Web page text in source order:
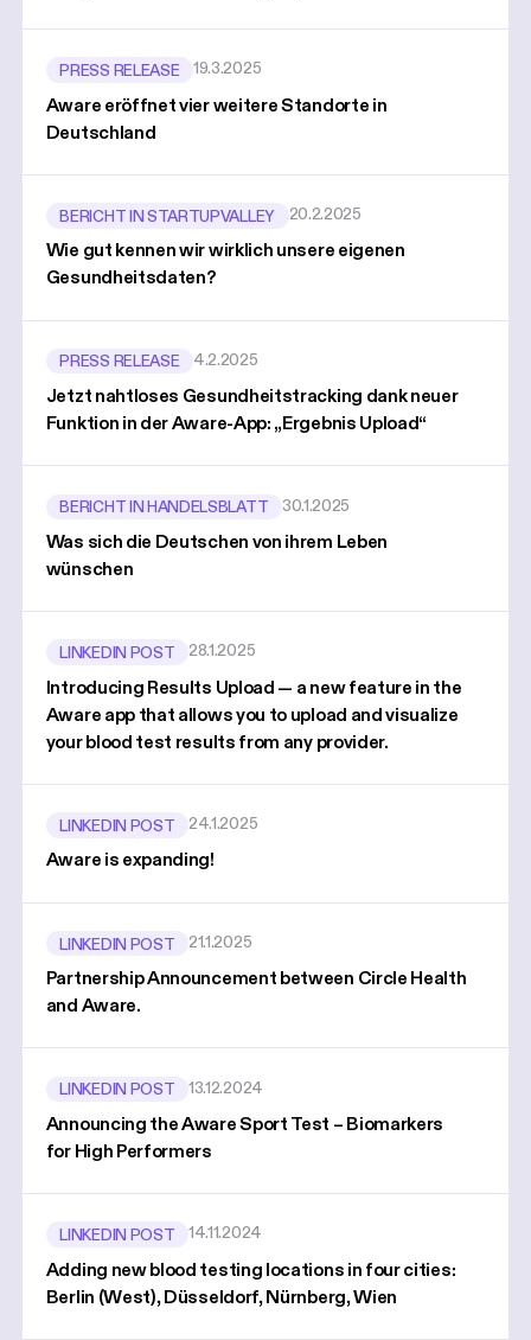
PRESS RELEASE 19.3.2025
Aware eröffnet vier weitere Standorte in
Deutschland
BERICHT IN STARTUPVALLEY 20.2.2025
Wie gut kennen wir wirklich unsere eigenen
Gesundheitsdaten?
PRESS RELEASE 4.2.2025
Jetzt nahtloses Gesundheitstracking dank neuer
Funktion in der Aware-App: „Ergebnis Upload“
BERICHT IN HANDELSBLATT 30.1.2025
Was sich die Deutschen von ihrem Leben
wünschen
LINKEDIN POST 28.1.2025
Introducing Results Upload — a new feature in the
Aware app that allows you to upload and visualize
your blood test results from any provider.
LINKEDIN POST 24.1.2025
Aware is expanding!
LINKEDIN POST 21.1.2025
Partnership Announcement between Circle Health
and Aware.
LINKEDIN POST 13.12.2024
Announcing the Aware Sport Test – Biomarkers
for High Performers
LINKEDIN POST 14.11.2024
Adding new blood testing locations in four cities:
Berlin (West), Düsseldorf, Nürnberg, Wien